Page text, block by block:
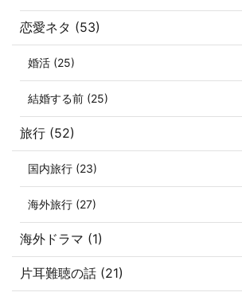
恋愛ネタ (53)
婚活 (25)
結婚する前 (25)
旅行 (52)
国内旅行 (23)
海外旅行 (27)
海外ドラマ (1)
片耳難聴の話 (21)